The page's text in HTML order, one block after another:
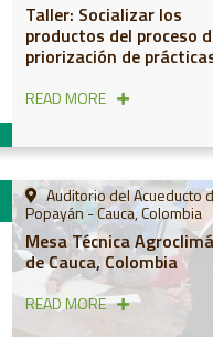
Taller: Socializar los
productos del proceso
priorización de
Adaptada al Clima
READ MORE
Auditorio del Acueducto
Popayán - Cauca, Colombia
Mesa Técnica
de Cauca, Colombia
READ MORE